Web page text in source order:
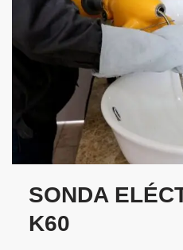
SONDA
K60